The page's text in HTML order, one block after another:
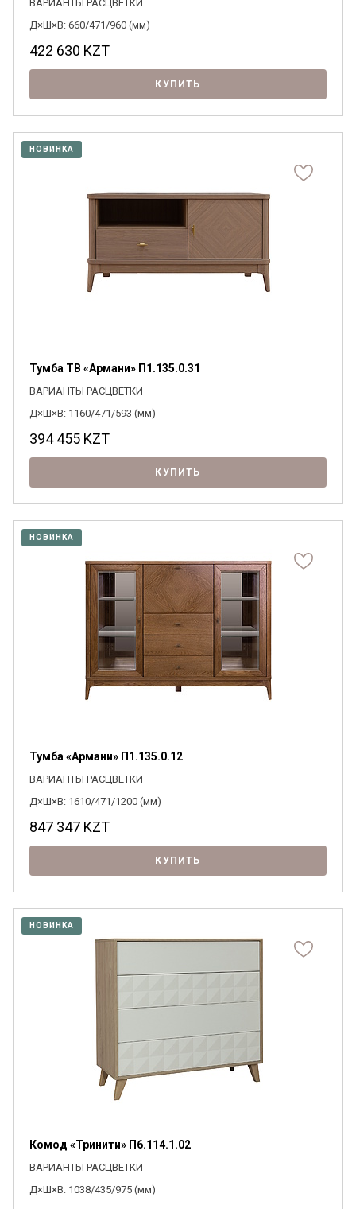
ВАРИАНТЫ РАСЦВЕТКИ
Д×Ш×В: 660/471/960 (мм)
422 630 KZT
КУПИТЬ
НОВИНКА
Тумба ТВ «Армани» П1.135.0.31
ВАРИАНТЫ РАСЦВЕТКИ
Д×Ш×В: 1160/471/593 (мм)
394 455 KZT
КУПИТЬ
НОВИНКА
Тумба «Армани» П1.135.0.12
ВАРИАНТЫ РАСЦВЕТКИ
Д×Ш×В: 1610/471/1200 (мм)
847 347 KZT
КУПИТЬ
НОВИНКА
Комод «Тринити» П6.114.1.02
ВАРИАНТЫ РАСЦВЕТКИ
Д×Ш×В: 1038/435/975 (мм)